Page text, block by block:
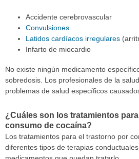
Accidente cerebrovascular
Convulsiones
Latidos cardíacos irregulares
Infarto de miocardio
No existe ningún medicamento
sobredosis. Los profesionales de la
problemas de salud específicos
¿Cuáles son los tratamientos
consumo de cocaína?
Los tratamientos para el trastorno por
diferentes tipos de terapias